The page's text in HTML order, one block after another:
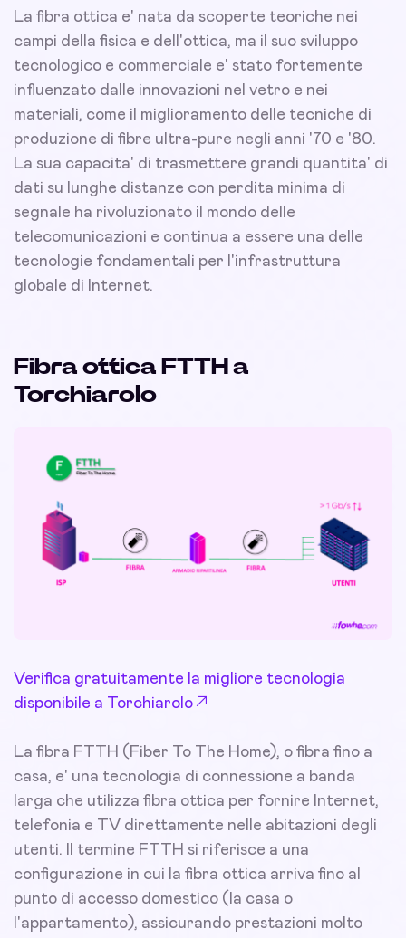
La fibra ottica e' nata da scoperte teoriche nei
campi della fisica e dell'ottica, ma il suo sviluppo
tecnologico e commerciale e' stato fortemente
influenzato dalle innovazioni nel vetro e nei
materiali, come il miglioramento delle tecniche di
produzione di fibre ultra-pure negli anni '70 e '80.
La sua capacita' di trasmettere grandi quantita' di
dati su lunghe distanze con perdita minima di
segnale ha rivoluzionato il mondo delle
telecomunicazioni e continua a essere una delle
tecnologie fondamentali per l'infrastruttura
globale di Internet.
Fibra ottica FTTH a
Torchiarolo
Verifica gratuitamente la migliore tecnologia
disponibile a Torchiarolo
La fibra FTTH (Fiber To The Home), o fibra fino a
casa, e' una tecnologia di connessione a banda
larga che utilizza fibra ottica per fornire Internet,
telefonia e TV direttamente nelle abitazioni degli
utenti. Il termine FTTH si riferisce a una
configurazione in cui la fibra ottica arriva fino al
punto di accesso domestico (la casa o
l'appartamento), assicurando prestazioni molto